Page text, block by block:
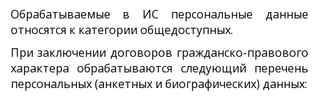
Обрабатываемые в ИС персональные данные
относятся к категории общедоступных.
При заключении договоров гражданско-правового
характера обрабатываются следующий перечень
персональных (анкетных и биографических) данных: